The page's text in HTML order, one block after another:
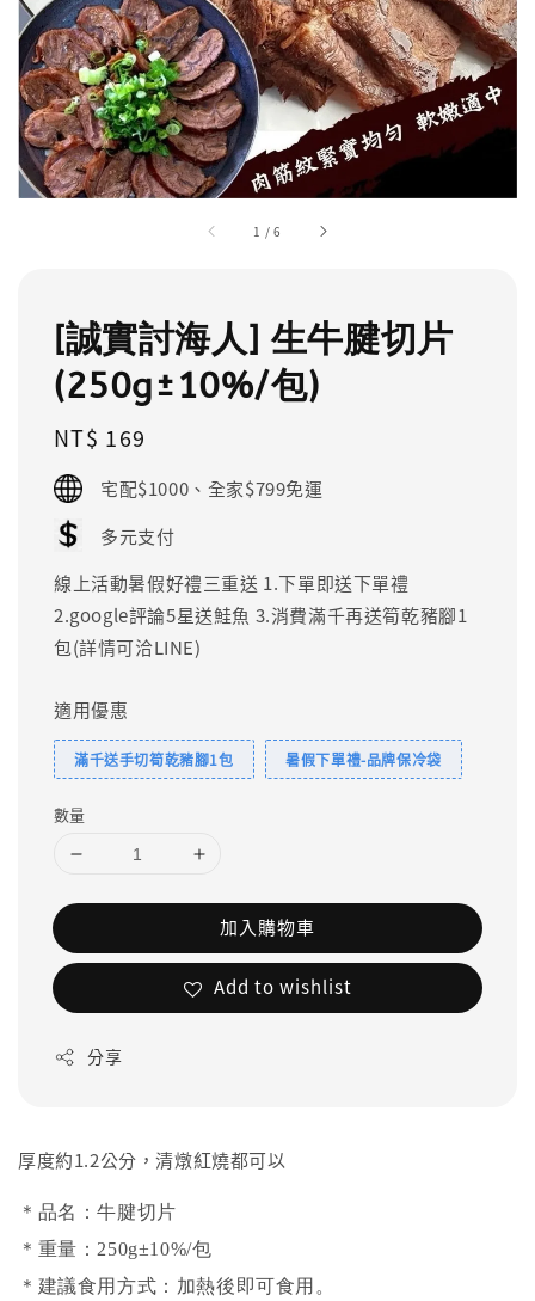
1 /6
[誠實討海人] 生牛腱切片
(250g±10%/包)
Regular
price
NT$ 169
宅配$1000、全家$799免運
多元支付
線上活動暑假好禮三重送 1.下單即送下單禮
2.google評論5星送鮭魚 3.消費滿千再送筍乾豬腳1
包(詳情可洽LINE)
適用優惠
滿千送手切筍乾豬腳1包 暑假下單禮-品牌保冷袋
數量
加入購物車
Add to wishlist
分享
厚度約1.2公分，清燉紅燒都可以
＊品名：牛腱切片
＊重量：250g±10%/包
＊建議食用方式：加熱後即可食用。